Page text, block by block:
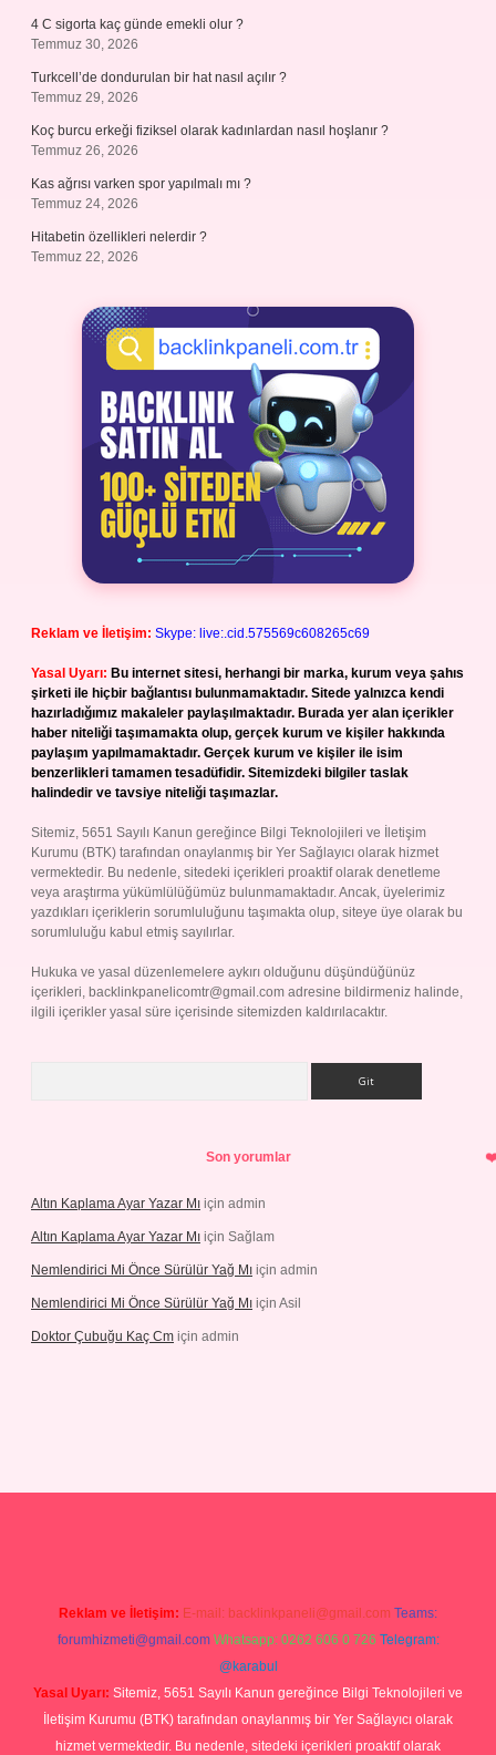
4 C sigorta kaç günde emekli olur ?
Temmuz 30, 2026
Turkcell’de dondurulan bir hat nasıl açılır ?
Temmuz 29, 2026
Koç burcu erkeği fiziksel olarak kadınlardan nasıl hoşlanır ?
Temmuz 26, 2026
Kas ağrısı varken spor yapılmalı mı ?
Temmuz 24, 2026
Hitabetin özellikleri nelerdir ?
Temmuz 22, 2026
Reklam ve İletişim: Skype: live:.cid.575569c608265c69
Yasal Uyarı: Bu internet sitesi, herhangi bir marka, kurum veya şahıs
şirketi ile hiçbir bağlantısı bulunmamaktadır. Sitede yalnızca kendi
hazırladığımız makaleler paylaşılmaktadır. Burada yer alan içerikler
haber niteliği taşımamakta olup, gerçek kurum ve kişiler hakkında
paylaşım yapılmamaktadır. Gerçek kurum ve kişiler ile isim
benzerlikleri tamamen tesadüfidir. Sitemizdeki bilgiler taslak
halindedir ve tavsiye niteliği taşımazlar.
Sitemiz, 5651 Sayılı Kanun gereğince Bilgi Teknolojileri ve İletişim
Kurumu (BTK) tarafından onaylanmış bir Yer Sağlayıcı olarak hizmet
vermektedir. Bu nedenle, sitedeki içerikleri proaktif olarak denetleme
veya araştırma yükümlülüğümüz bulunmamaktadır. Ancak, üyelerimiz
yazdıkları içeriklerin sorumluluğunu taşımakta olup, siteye üye olarak bu
sorumluluğu kabul etmiş sayılırlar.
Hukuka ve yasal düzenlemelere aykırı olduğunu düşündüğünüz
içerikleri, backlinkpanelicomtr@gmail.com adresine bildirmeniz halinde,
ilgili içerikler yasal süre içerisinde sitemizden kaldırılacaktır.
Son yorumlar
Altın Kaplama Ayar Yazar Mı için admin
Altın Kaplama Ayar Yazar Mı için Sağlam
Nemlendirici Mi Önce Sürülür Yağ Mı için admin
Nemlendirici Mi Önce Sürülür Yağ Mı için Asil
Doktor Çubuğu Kaç Cm için admin
Reklam ve İletişim: E-mail: backlinkpaneli@gmail.com Teams:
forumhizmeti@gmail.com Whatsapp: 0262 606 0 726 Telegram:
@karabul
Yasal Uyarı: Sitemiz, 5651 Sayılı Kanun gereğince Bilgi Teknolojileri ve
İletişim Kurumu (BTK) tarafından onaylanmış bir Yer Sağlayıcı olarak
hizmet vermektedir. Bu nedenle, sitedeki içerikleri proaktif olarak